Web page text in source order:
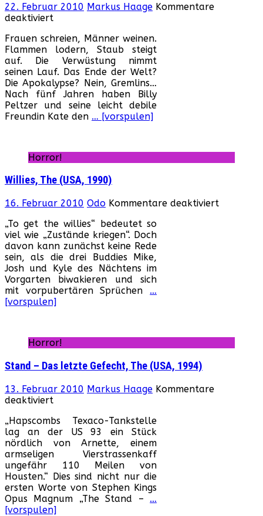
22. Februar 2010 Markus Haage Kommentare
deaktiviert
2
–
Die
Rückkehr
der
kleinen
Monster
(USA,
Frauen schreien, Männer weinen.
Flammen lodern, Staub steigt
auf. Die Verwüstung nimmt
seinen Lauf. Das Ende der Welt?
Die Apokalypse? Nein, Gremlins…
Nach fünf Jahren haben Billy
Peltzer und seine leicht debile
Freundin Kate den … [vorspulen]
Horror!
Willies, The (USA, 1990)
16. Februar 2010 Odo Kommentare deaktiviertfür
„To get the willies“ bedeutet so
viel wie „Zustände kriegen“. Doch
davon kann zunächst keine Rede
sein, als die drei Buddies Mike,
Josh und Kyle des Nächtens im
Vorgarten biwakieren und sich
mit vorpubertären Sprüchen …
[vorspulen]
Horror!
Stand – Das letzte Gefecht, The (USA, 1994)
13. Februar 2010 Markus Haage Kommentare
deaktiviert
–
Das
letzte
Gefecht,
The
(USA,
1994)
„Hapscombs Texaco-Tankstelle
lag an der US 93 ein Stück
nördlich von Arnette, einem
armseligen Vierstrassenkaff
ungefähr 110 Meilen von
Housten.“ Dies sind nicht nur die
ersten Worte von Stephen Kings
Opus Magnum „The Stand – …
[vorspulen]